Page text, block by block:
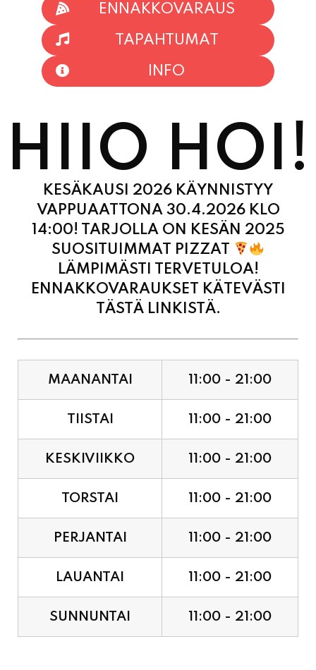
ENNAKKOVARAUS
TAPAHTUMAT
INFO
HIIO HOI!
KESÄKAUSI 2026 KÄYNNISTYY
VAPPUAATTONA 30.4.2026 KLO
14:00! TARJOLLA ON KESÄN 2025
SUOSITUIMMAT PIZZAT
LÄMPIMÄSTI TERVETULOA!
ENNAKKOVARAUKSET KÄTEVÄSTI
TÄSTÄ LINKISTÄ.
MAANANTAI 11:00 - 21:00
TIISTAI 11:00 - 21:00
KESKIVIIKKO 11:00 - 21:00
TORSTAI 11:00 - 21:00
PERJANTAI 11:00 - 21:00
LAUANTAI 11:00 - 21:00
SUNNUNTAI 11:00 - 21:00